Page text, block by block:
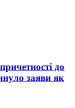
до
заяви як